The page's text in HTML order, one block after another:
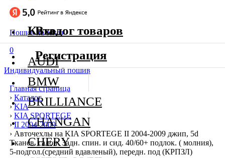
Пошив на заказ
0
Индивидуальный пошив
Главная страница
› Каталог
› KIA
› KIA SPORTEGE
› II 2004-2009
› Авточехлы на KIA SPORTEGE II 2004-2009 джип, 5d
Тканев. салон. Задн. спин. и сид. 40/60+ подлок. ( молния),
5-подгол.(средний вдавленый), передн. под (КРПЗЛ)
Каталог товаров
AUDI
BMW
BRILLIANCE
CHANGAN
CHERY
Вход
Регистрация